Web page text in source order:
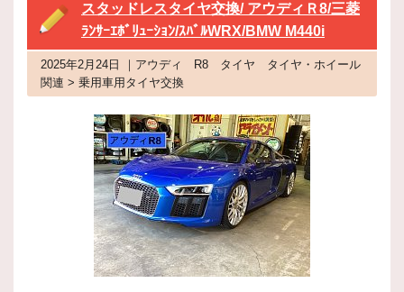
スタッドレスタイヤ交換/ アウディＲ8/三菱
ﾗﾝｻｰｴﾎﾞﾘｭｰｼｮﾝ/ｽﾊﾞﾙWRX/BMW M440i
2025年2月24日 ｜アウディ R8 タイヤ タイヤ・ホイール
関連 > 乗用車用タイヤ交換